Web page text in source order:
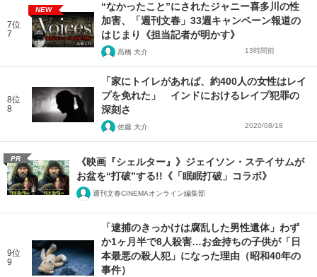
7位
7
NEW
“なかったこと”にされたジャニー喜多川の性
加害、「週刊文春」33週キャンペーン報道の
はじまり《担当記者が明かす》
髙橋 大介 13時間前
8位
8
「家にトイレがあれば、約400人の女性はレイ
プを免れた」 インドにおけるレイプ犯罪の
深刻さ
佐藤 大介 2020/08/18
PR
《映画『シェルター』》ジェイソン・ステイサムが
お盆を“打破”する!!《「眠眠打破」コラボ》
週刊文春CINEMAオンライン編集部
9位
9
「逮捕のきっかけは腐乱した男性遺体」わず
か1ヶ月半で8人殺害…お金持ちの子供が「日
本最悪の殺人犯」になった理由（昭和40年の
事件）